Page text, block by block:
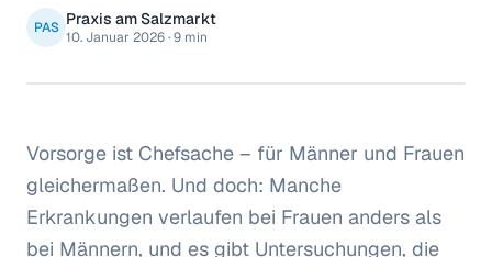
PAS Praxis am Salzmarkt
10. Januar 2026·9 min
Vorsorge ist Chefsache – für Männer und Frauen
gleichermaßen. Und doch: Manche
Erkrankungen verlaufen bei Frauen anders als
bei Männern, und es gibt Untersuchungen, die